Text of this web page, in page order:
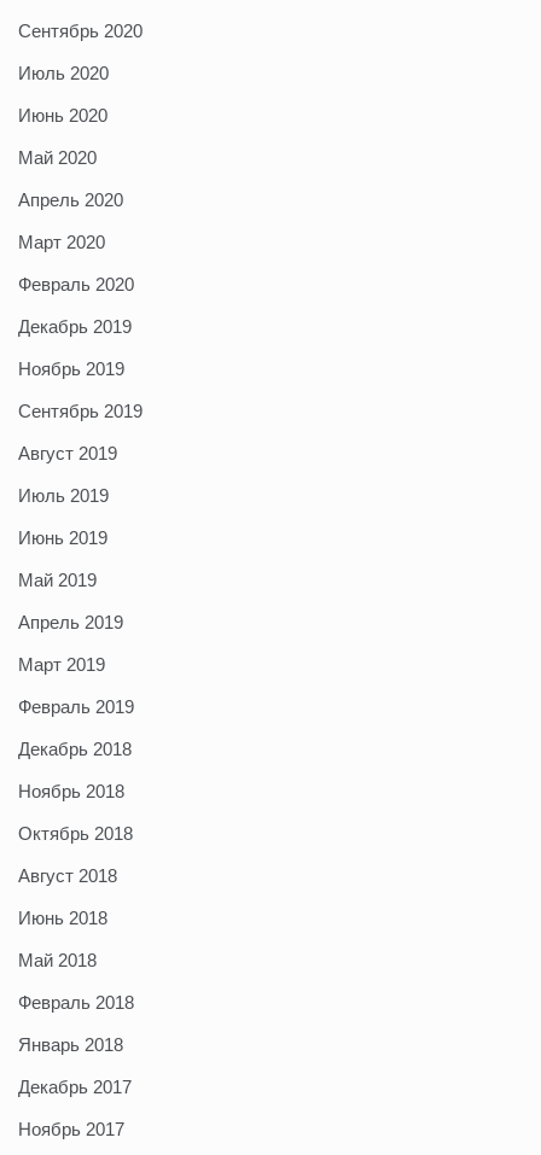
Сентябрь 2020
Июль 2020
Июнь 2020
Май 2020
Апрель 2020
Март 2020
Февраль 2020
Декабрь 2019
Ноябрь 2019
Сентябрь 2019
Август 2019
Июль 2019
Июнь 2019
Май 2019
Апрель 2019
Март 2019
Февраль 2019
Декабрь 2018
Ноябрь 2018
Октябрь 2018
Август 2018
Июнь 2018
Май 2018
Февраль 2018
Январь 2018
Декабрь 2017
Ноябрь 2017